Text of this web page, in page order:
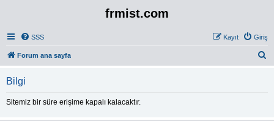
frmist.com
SSS Giriş
Kayıt
Forum ana sayfa
Bilgi
Sitemiz bir süre erişime kapalı kalacaktır.